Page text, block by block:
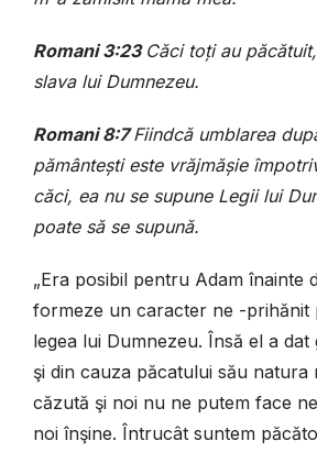
Romani 3:23 Căci toţi au
slava lui Dumnezeu.
Romani 8:7Fiindcă umblarea
pământeşti este vrăjmăşie
căci, ea nu se supune Legii lui
poate să se supună.
„Era posibil pentru Adam înainte
formeze un caracter ne -prihănit
legea lui Dumnezeu. Însă el a dat
şi din cauza păcatului său natura
căzută şi noi nu ne putem face
noi înşine. Întrucât suntem